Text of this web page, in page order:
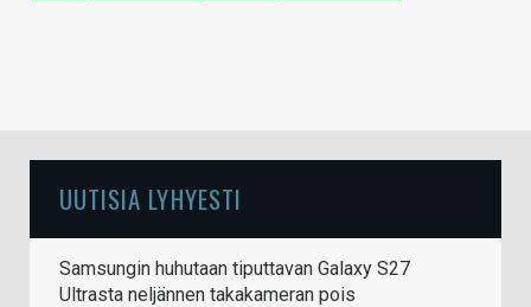
UUTISIA LYHYESTI
Samsungin huhutaan tiputtavan Galaxy S27
Ultrasta neljännen takakameran pois